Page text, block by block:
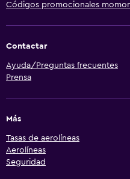
Códigos promocionales
Contactar
Ayuda/Preguntas frecuentes
Prensa
Más
Tasas de aerolíneas
Aerolíneas
Seguridad